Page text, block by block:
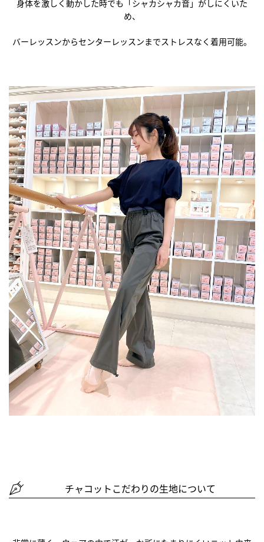
身体を激しく動かした時でも「シャカシャカ音」がしにくいた
め、
バーレッスンからセンターレッスンまでストレスなく着用可能。
チャコットこだわりの生地について